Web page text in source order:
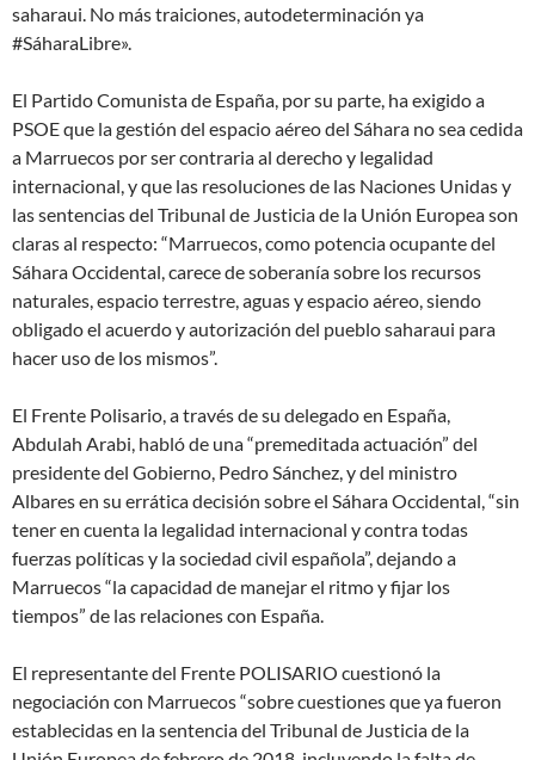
saharaui. No más traiciones, autodeterminación ya
#SáharaLibre».
El Partido Comunista de España, por su parte, ha exigido a
PSOE que la gestión del espacio aéreo del Sáhara no sea cedida
a Marruecos por ser contraria al derecho y legalidad
internacional, y que las resoluciones de las Naciones Unidas y
las sentencias del Tribunal de Justicia de la Unión Europea son
claras al respecto: “Marruecos, como potencia ocupante del
Sáhara Occidental, carece de soberanía sobre los recursos
naturales, espacio terrestre, aguas y espacio aéreo, siendo
obligado el acuerdo y autorización del pueblo saharaui para
hacer uso de los mismos”.
El Frente Polisario, a través de su delegado en España,
Abdulah Arabi, habló de una “premeditada actuación” del
presidente del Gobierno, Pedro Sánchez, y del ministro
Albares en su errática decisión sobre el Sáhara Occidental, “sin
tener en cuenta la legalidad internacional y contra todas
fuerzas políticas y la sociedad civil española”, dejando a
Marruecos “la capacidad de manejar el ritmo y fijar los
tiempos” de las relaciones con España.
El representante del Frente POLISARIO cuestionó la
negociación con Marruecos “sobre cuestiones que ya fueron
establecidas en la sentencia del Tribunal de Justicia de la